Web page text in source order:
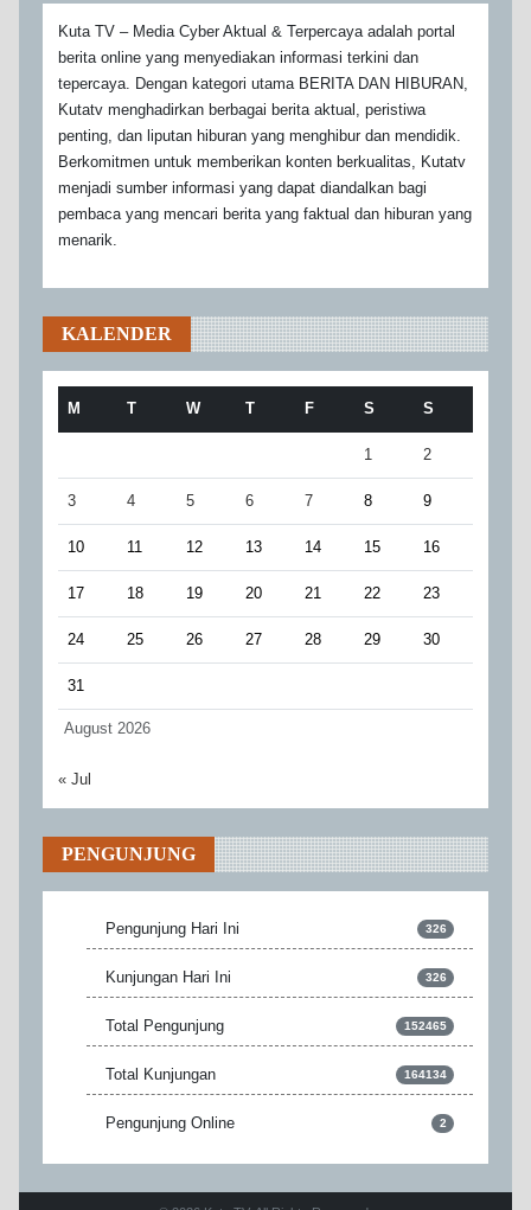
Kuta TV – Media Cyber Aktual & Terpercaya adalah portal
berita online yang menyediakan informasi terkini dan
tepercaya. Dengan kategori utama BERITA DAN HIBURAN,
Kutatv menghadirkan berbagai berita aktual, peristiwa
penting, dan liputan hiburan yang menghibur dan mendidik.
Berkomitmen untuk memberikan konten berkualitas, Kutatv
menjadi sumber informasi yang dapat diandalkan bagi
pembaca yang mencari berita yang faktual dan hiburan yang
menarik.
KALENDER
August 2026
M T W T F S S
1 2
3 4 5 6 7 8 9
10 11 12 13 14 15 16
17 18 19 20 21 22 23
24 25 26 27 28 29 30
31
« Jul
PENGUNJUNG
Pengunjung Hari Ini 326
Kunjungan Hari Ini 326
Total Pengunjung 152465
Total Kunjungan 164134
Pengunjung Online 2